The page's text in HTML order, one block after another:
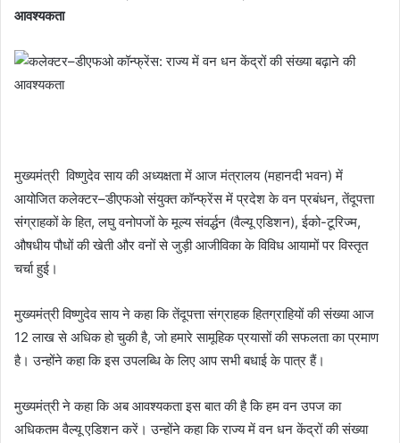
आवश्यकता
मुख्यमंत्री विष्णुदेव साय की अध्यक्षता में आज मंत्रालय (महानदी भवन) में
आयोजित कलेक्टर–डीएफओ संयुक्त कॉन्फ्रेंस में प्रदेश के वन प्रबंधन, तेंदूपत्ता
संग्राहकों के हित, लघु वनोपजों के मूल्य संवर्द्धन (वैल्यू एडिशन), ईको-टूरिज्म,
औषधीय पौधों की खेती और वनों से जुड़ी आजीविका के विविध आयामों पर विस्तृत
चर्चा हुई।
मुख्यमंत्री विष्णुदेव साय ने कहा कि तेंदूपत्ता संग्राहक हितग्राहियों की संख्या आज
12 लाख से अधिक हो चुकी है, जो हमारे सामूहिक प्रयासों की सफलता का प्रमाण
है। उन्होंने कहा कि इस उपलब्धि के लिए आप सभी बधाई के पात्र हैं।
मुख्यमंत्री ने कहा कि अब आवश्यकता इस बात की है कि हम वन उपज का
अधिकतम वैल्यू एडिशन करें। उन्होंने कहा कि राज्य में वन धन केंद्रों की संख्या